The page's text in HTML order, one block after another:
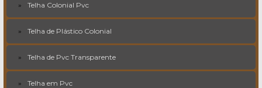
Telha Colonial Pvc
Telha de Plástico Colonial
Telha de Pvc Transparente
Telha em Pvc